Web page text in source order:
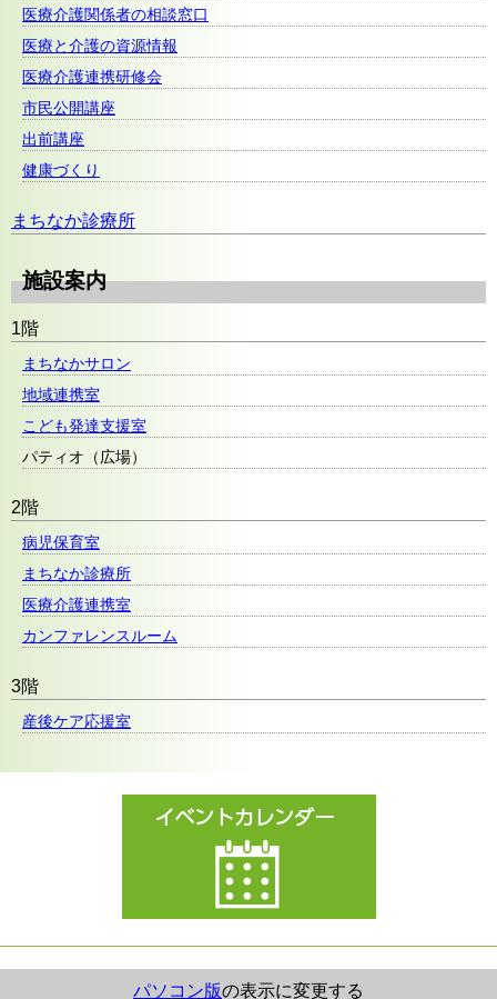
医療介護関係者の相談窓口
医療と介護の資源情報
医療介護連携研修会
市民公開講座
出前講座
健康づくり
まちなか診療所
施設案内
1階
まちなかサロン
地域連携室
こども発達支援室
パティオ（広場）
2階
病児保育室
まちなか診療所
医療介護連携室
カンファレンスルーム
3階
産後ケア応援室
パソコン版の表示に変更する